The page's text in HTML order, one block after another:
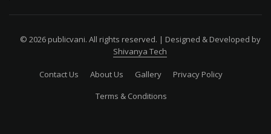
© 2026 publicvani. All rights reserved. | Designed & Developed by
Shivanya Tech
Contact Us About Us Gallery
Privacy Policy
Terms & Conditions